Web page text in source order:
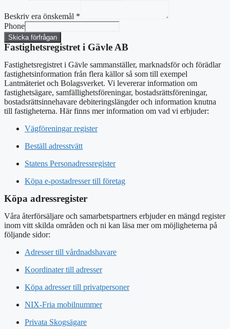
Beskriv era önskemål *
Phone
Skicka förfrågan
Fastighetsregistret i Gävle AB
Fastighetsregistret i Gävle sammanställer, marknadsför och förädlar
fastighetsinformation från flera källor så som till exempel
Lantmäteriet och Bolagsverket. Vi levererar information om
fastighetsägare, samfällighetsföreningar, bostadsrättsföreningar,
bostadsrättsinnehavare debiteringslängder och information knutna
till fastigheterna. Här finns mer information om vad vi erbjuder:
Vägföreningar register
Beställ adresstvätt
Statens Personadressregister
Köpa e-postadresser till företag
Köpa adressregister
Våra återförsäljare och samarbetspartners erbjuder en mängd register
inom vitt skilda områden och ni kan läsa mer om möjligheterna på
följande sidor:
Adresser till vårdnadshavare
Koordinater till adresser
Köpa adresser till privatpersoner
NIX-Fria mobilnummer
Privata Skogsägare